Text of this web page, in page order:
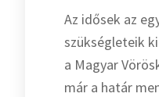
Az idősek az
szükségleteik
a Magyar
már a határ